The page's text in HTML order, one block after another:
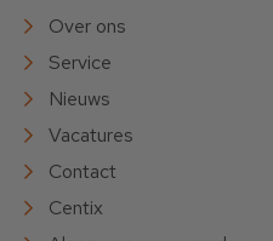
Over ons
Service
Nieuws
Vacatures
Contact
Centix